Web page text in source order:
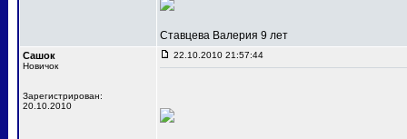
Ставцева Валерия 9 лет
Сашок
Новичок
Зарегистрирован:
20.10.2010
22.10.2010 21:57:44